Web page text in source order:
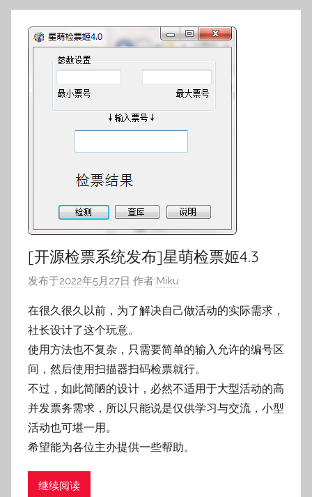
[开源检票系统发布]星萌检票姬4.3
发布于2022年5月27日 作者:Miku
在很久很久以前，为了解决自己做活动的实际需求，
社长设计了这个玩意。
使用方法也不复杂，只需要简单的输入允许的编号区
间，然后使用扫描器扫码检票就行。
不过，如此简陋的设计，必然不适用于大型活动的高
并发票务需求，所以只能说是仅供学习与交流，小型
活动也可堪一用。
希望能为各位主办提供一些帮助。
继续阅读